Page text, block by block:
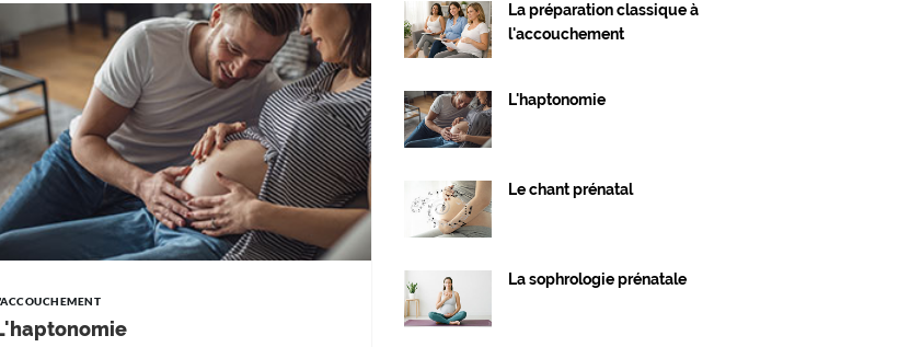
La préparation classique à
l'accouchement
L'haptonomie
Le chant prénatal
La sophrologie prénatale